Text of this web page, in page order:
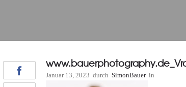
Januar 13, 2023 durch SimonBauer in